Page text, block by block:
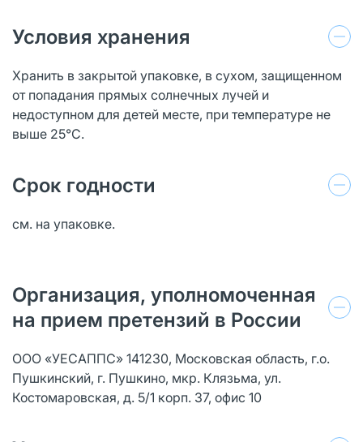
Условия хранения
Хранить в закрытой упаковке, в сухом, защищенном
от попадания прямых солнечных лучей и
недоступном для детей месте, при температуре не
выше 25°С.
Срок годности
см. на упаковке.
Организация, уполномоченная
на прием претензий в России
ООО «УЕСАППС» 141230, Московская область, г.о.
Пушкинский, г. Пушкино, мкр. Клязьма, ул.
Костомаровская, д. 5/1 корп. 37, офис 10